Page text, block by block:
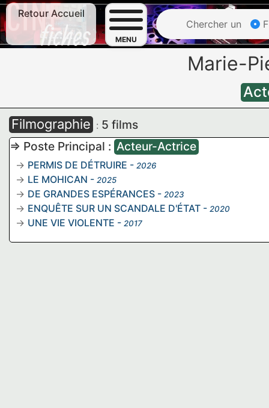
Retour Accueil
MENU
Chercher un
Marie-
Filmographie : 5 films
=> Poste Principal : Acteur-Actrice
PERMIS DE DÉTRUIRE - 2026
LE MOHICAN - 2025
DE GRANDES ESPÉRANCES - 2023
ENQUÊTE SUR UN SCANDALE D'ÉTAT - 2020
UNE VIE VIOLENTE - 2017